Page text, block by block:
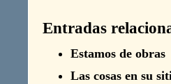
Entradas
Estamos de obras
Las cosas en su